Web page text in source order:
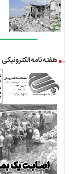
هفته نامه الکترونیکی